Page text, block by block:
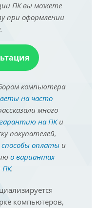
ПК вы можете
при оформлении
компьютера
на часто
много
на ПКи
покупателей,
способы оплатыи
о вариантах
ПК.
компьютеров,